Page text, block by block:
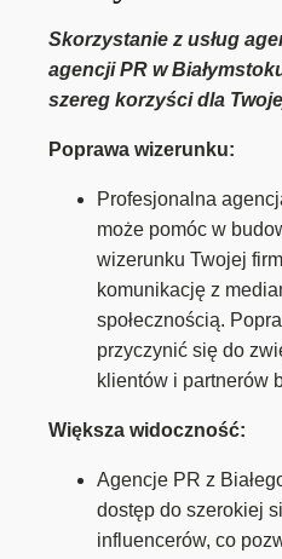
Skorzystanie z usług
agencji PR w
szereg korzyści dla
Poprawa wizerunku:
Profesjonalna
może pomóc w
wizerunku Twojej
komunikację z
społecznością.
przyczynić się do
klientów i partnerów
Większa widoczność:
Agencje PR z
dostęp do szerokiej
influencerów, co